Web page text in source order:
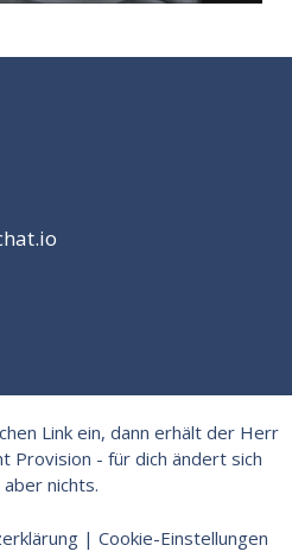
Link ein, dann erhält der Herr
Provision - für dich ändert sich
nichts.
| Cookie-Einstellungen